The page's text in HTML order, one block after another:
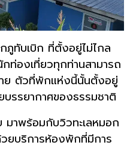
ภูทับเบิก ที่ตั้งอยู่ไม่ไกล
ท่องเที่ยวทุกท่านสามารถ
าย ตัวที่พักแห่งนี้นั้นตั้งอยู่
บรรยากาศของธรรมชาติ
มาพร้อมกับวิวทะเลหมอก
ยบริการห้องพักที่มีการ